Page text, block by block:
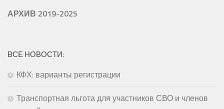
АРХИВ 2019-2025
ВСЕ НОВОСТИ:
КФХ: варианты регистрации
Транспортная льгота для участников СВО и членов